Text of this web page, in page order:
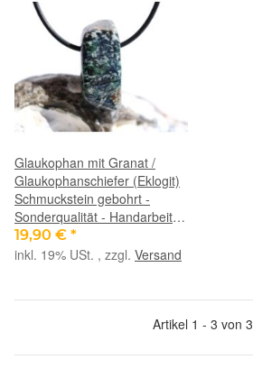
Glaukophan mit Granat /
Glaukophanschiefer (Eklogit)
Schmuckstein gebohrt -
Sonderqualität - Handarbeit -
ca. 3 cm x 1,3 cm x 1 cm
19,90 € *
inkl. 19% USt. , zzgl. Versand
Artikel 1 - 3 von 3